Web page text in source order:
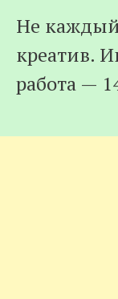
Не
креатив.
работа —